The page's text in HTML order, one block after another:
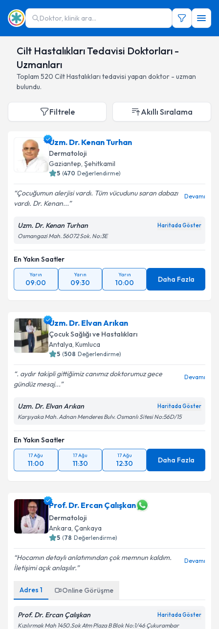
Doktor, klinik ara...
Cilt Hastalıkları Tedavisi Doktorları -
Uzmanları
Toplam 520 Cilt Hastalıkları tedavisi yapan doktor - uzman
bulundu.
Filtrele Akıllı Sıralama
Uzm. Dr. Kenan Turhan
Dermatoloji
Gaziantep, Şehitkamil
5 (470 Değerlendirme)
Çocuğumun alerjisi vardı. Tüm vücudunu saran dabazı
vardı. Dr. Kenan...
Devamı
Uzm. Dr. Kenan Turhan Haritada Göster
Osmangazi Mah. 56072 Sok. No:3E
En Yakın Saatler
Yarın
09:00
Yarın
09:30
Yarın
10:00 Daha Fazla
Uzm. Dr. Elvan Arıkan
Çocuk Sağlığı ve Hastalıkları
Antalya, Kumluca
5 (508 Değerlendirme)
. aydır takipli gittiğimiz canımız doktorumuz️ gece
gündüz mesaj...
Devamı
Uzm. Dr. Elvan Arıkan Haritada Göster
Karşıyaka Mah. Adnan Menderes Bulv. Osmanlı Sitesi No:56D/15
En Yakın Saatler
17 Ağu
11:00
17 Ağu
11:30
17 Ağu
12:30 Daha Fazla
Prof. Dr. Ercan Çalışkan
Dermatoloji
Ankara, Çankaya
5 (78 Değerlendirme)
Hocamın detaylı anlatımından çok memnun kaldım.
İletişimi açık anlaşılır.
Devamı
Adres 1 Online Görüşme
Prof. Dr. Ercan Çalışkan Haritada Göster
Kızılırmak Mah 1450.Sok Atm Plaza B Blok No:1/46 Çukurambar